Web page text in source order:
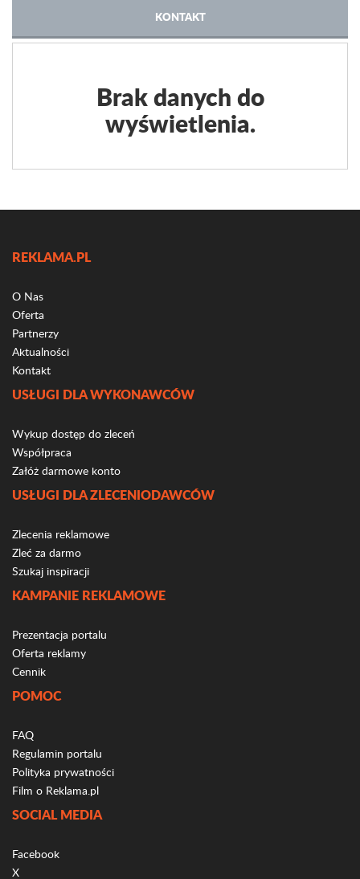
KONTAKT
Brak danych do
wyświetlenia.
REKLAMA.PL
O Nas
Oferta
Partnerzy
Aktualności
Kontakt
USŁUGI DLA WYKONAWCÓW
Wykup dostęp do zleceń
Współpraca
Załóż darmowe konto
USŁUGI DLA ZLECENIODAWCÓW
Zlecenia reklamowe
Zleć za darmo
Szukaj inspiracji
KAMPANIE REKLAMOWE
Prezentacja portalu
Oferta reklamy
Cennik
POMOC
FAQ
Regulamin portalu
Polityka prywatności
Film o Reklama.pl
SOCIAL MEDIA
Facebook
X